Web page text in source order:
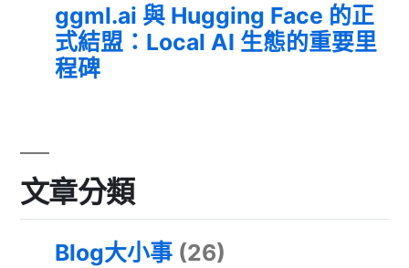
ggml.ai 與 Hugging Face 的正
式結盟：Local AI 生態的重要里
程碑
文章分類
Blog大小事 (26)